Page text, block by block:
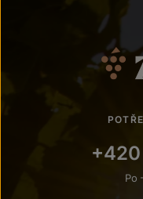
Po